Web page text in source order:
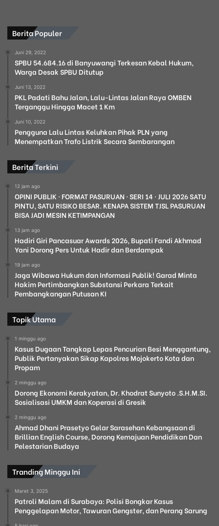
Berita Populer
Juni 29, 2022
SPBU 54.684.16 di Banyuwangi Terkesan Kebal Hukum,
Warga Desak SPBU Ditutup
Juni 13, 2022
PKL Padati Bahu Jalan, Lalu-Lintas Jalan Raya OMBEN
Terganggu Hingga Macet 1 Km
Juni 10, 2022
Pengguna Lalu Lintas Keluhkan Pihak PLN yang
Menempatkan Trafo Listrik Secara Sembarangan
Berita Terkini
12 jam ago
OPINI PUBLIK · FORMAT PASURUAN · SERI 14 · JULI 2026 SATU
PINTU, SATU RISIKO BESAR. KENAPA SISTEM TJSL PASURUAN
BISA JADI MESIN KETIMPANGAN
13 jam ago
Hadiri Giri Pancasuar Awards 2026, Bupati Fandi Akhmad
Yani Dorong Pers Untuk Hadir dan Berdampak
19 jam ago
Jaga Wibawa Hukum dan Informasi Publik! Garad Minta
Hakim Pertimbangkan Substansi Perkara Terkait
Pembangkangan Putusan KI
Topik Utama
1 minggu ago
Kasus Dugaan Tangkap Lepas Pencurian Besi Menggantung,
Publik Pertanyakan Sikap Kapolres Mojokerto Kota dan
Propam
2 minggu ago
Dorong Ekonomi Kerakyatan, Dr. Khodrat Sunyoto .S.H.M.SI.
Sosialisasi UMKM dan Koperasi di Gresik
2 minggu ago
Ahmad Dhani Prasetyo Gelar Sarasehan Kebangsaan di
Brillian English Course, Dorong Kemajuan Pendidikan Dan
Pelestarian Budaya
Tranding Minggu Ini
Maret 3, 2025
Patroli Malam di Surabaya: Polisi Bongkar Kasus
Penggelapan Motor, Tawuran Gengster, dan Perang Sarung